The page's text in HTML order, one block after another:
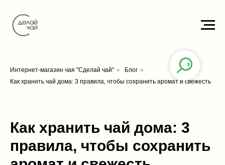
Интернет-магазин чая "Сделай чай" » Блог »
Как хранить чай дома: 3 правила, чтобы сохранить аромат и свежесть
Как хранить чай дома: 3
правила, чтобы сохранить